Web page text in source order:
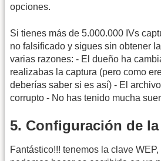
opciones.
Si tienes más de 5.000.000 IVs
no falsificado y sigues sin obtener
varias razones: - El dueño ha
realizabas la captura (pero como
deberías saber si es así) - El
corrupto - No has tenido mucha
5. Configuración de
Fantástico!!! tenemos la clave